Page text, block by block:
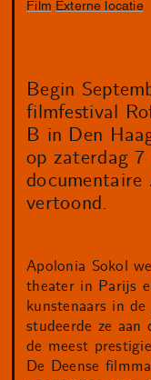
Film Externe locatie
Begin
filmfestival
B in Den
op zaterdag 7
documentaire
vertoond.
Apolonia Sokol
theater in Parijs
kunstenaars in
studeerde ze aan
de meest
De Deense